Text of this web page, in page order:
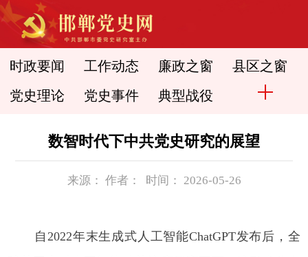
时政要闻 工作动态 廉政之窗 县区之窗
党史理论 党史事件 典型战役
数智时代下中共党史研究的展望
来源： 作者： 时间： 2026-05-26
自2022年末生成式人工智能ChatGPT发布后，全